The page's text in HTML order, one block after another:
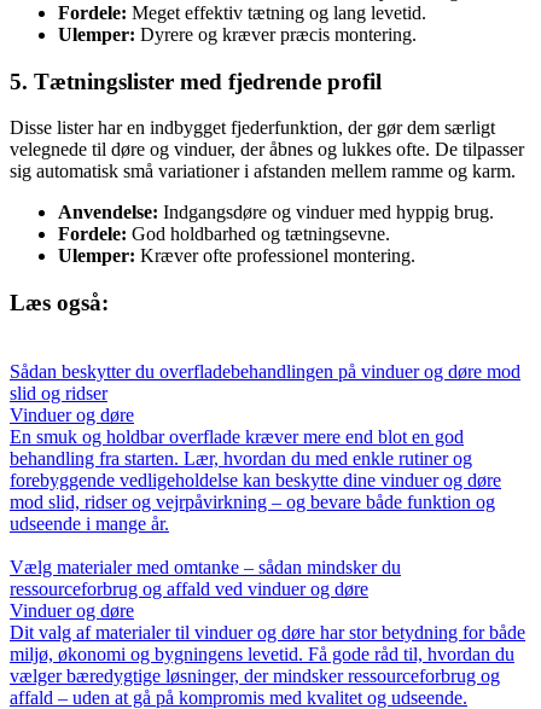
Fordele: Meget effektiv tætning og lang levetid.
Ulemper: Dyrere og kræver præcis montering.
5. Tætningslister med fjedrende profil
Disse lister har en indbygget fjederfunktion, der gør dem særligt
velegnede til døre og vinduer, der åbnes og lukkes ofte. De tilpasser
sig automatisk små variationer i afstanden mellem ramme og karm.
Anvendelse: Indgangsdøre og vinduer med hyppig brug.
Fordele: God holdbarhed og tætningsevne.
Ulemper: Kræver ofte professionel montering.
Læs også:
Sådan beskytter du overfladebehandlingen på vinduer og døre mod
slid og ridser
Vinduer og døre
En smuk og holdbar overflade kræver mere end blot en god
behandling fra starten. Lær, hvordan du med enkle rutiner og
forebyggende vedligeholdelse kan beskytte dine vinduer og døre
mod slid, ridser og vejrpåvirkning – og bevare både funktion og
udseende i mange år.
Vælg materialer med omtanke – sådan mindsker du
ressourceforbrug og affald ved vinduer og døre
Vinduer og døre
Dit valg af materialer til vinduer og døre har stor betydning for både
miljø, økonomi og bygningens levetid. Få gode råd til, hvordan du
vælger bæredygtige løsninger, der mindsker ressourceforbrug og
affald – uden at gå på kompromis med kvalitet og udseende.